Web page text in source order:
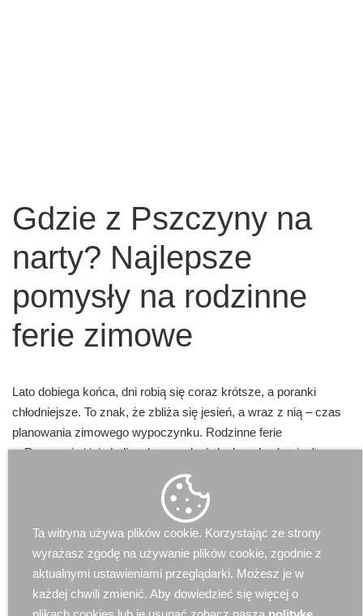
Gdzie z Pszczyny na
narty? Najlepsze
pomysły na rodzinne
ferie zimowe
Lato dobiega końca, dni robią się coraz krótsze, a poranki
chłodniejsze. To znak, że zbliża się jesień, a wraz z nią – czas
planowania zimowego wypoczynku. Rodzinne ferie
w Pszczynie i jej okolicach mogą być doskonałą okazją, by
odkryć uroki białego szaleństwa. Choć samo miasto nie ma
stoku narciarskiego, to jednak jego lokalizacja sprawia, że jest
idealną bazą wypadową do zimowych atrakcji regionu.
2025-09-16 10:46:59
Art Partnera 28755703
Ta witryna używa plików cookie. Korzystając ze strony
wyrażasz zgodę na używanie plików cookie, zgodnie z
aktualnymi ustawieniami przeglądarki. Możesz je w
każdej chwili zmienić. Aby dowiedzieć się więcej o